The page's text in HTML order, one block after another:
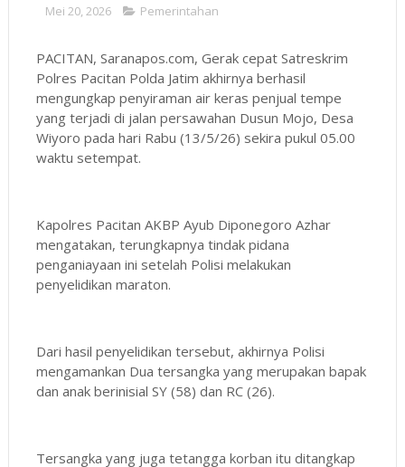
Mei 20, 2026 Pemerintahan
PACITAN, Saranapos.com, Gerak cepat Satreskrim
Polres Pacitan Polda Jatim akhirnya berhasil
mengungkap penyiraman air keras penjual tempe
yang terjadi di jalan persawahan Dusun Mojo, Desa
Wiyoro pada hari Rabu (13/5/26) sekira pukul 05.00
waktu setempat.
Kapolres Pacitan AKBP Ayub Diponegoro Azhar
mengatakan, terungkapnya tindak pidana
penganiayaan ini setelah Polisi melakukan
penyelidikan maraton.
Dari hasil penyelidikan tersebut, akhirnya Polisi
mengamankan Dua tersangka yang merupakan bapak
dan anak berinisial SY (58) dan RC (26).
Tersangka yang juga tetangga korban itu ditangkap